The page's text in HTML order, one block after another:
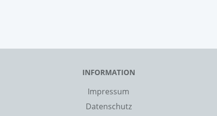
INFORMATION
Impressum
Datenschutz